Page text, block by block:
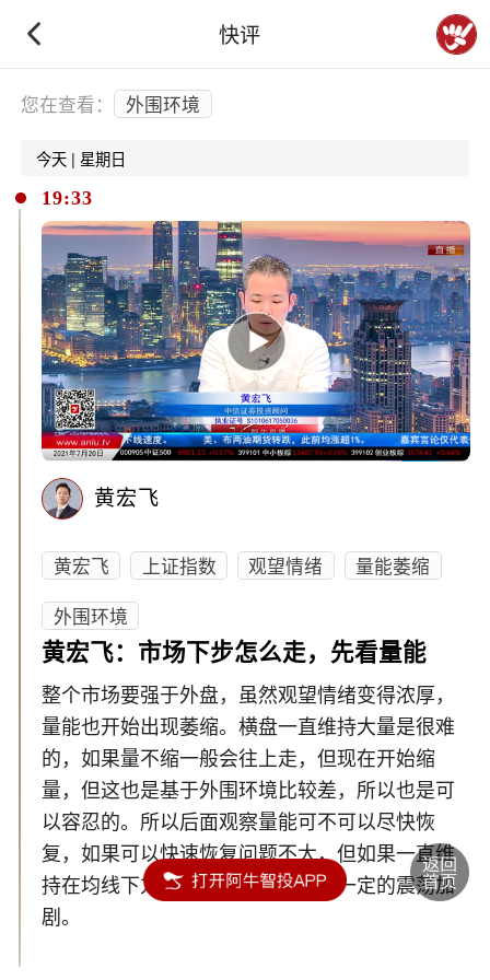
快评
下拉刷新
您在查看： 外围环境
今天 | 星期日
19:33
黄宏飞
黄宏飞 上证指数 观望情绪
量能萎缩
外围环境
黄宏飞：市场下步怎么走，先看量能
整个市场要强于外盘，虽然观望情绪变得浓厚，
量能也开始出现萎缩。横盘一直维持大量是很难
的，如果量不缩一般会往上走，但现在开始缩
量，但这也是基于外围环境比较差，所以也是可
以容忍的。所以后面观察量能可不可以尽快恢
复，如果可以快速恢复问题不大，但如果一直维
持在均线下方，市场短期可能会有一定的震荡加
剧。